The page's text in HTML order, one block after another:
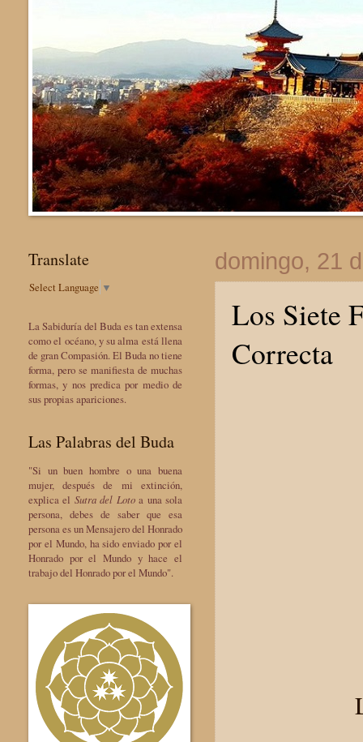
domingo, 21
Los Siete
Correcta
Translate
Select Language ▼
La Sabiduría del Buda es tan extensa
como el océano, y su alma está llena
de gran Compasión. El Buda no tiene
forma, pero se manifiesta de muchas
formas, y nos predica por medio de
sus propias apariciones.
Las Palabras del Buda
"Si un buen hombre o una buena
mujer, después de mi extinción,
explica el Sutra del Lotoa una sola
persona, debes de saber que esa
persona es un Mensajero del Honrado
por el Mundo, ha sido enviado por el
Honrado por el Mundo y hace el
trabajo del Honrado por el Mundo".